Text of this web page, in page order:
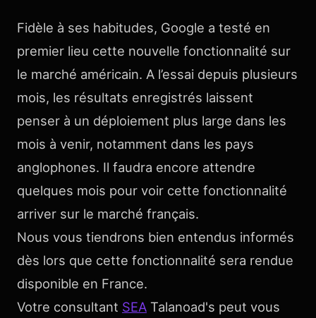
Fidèle à ses habitudes, Google a testé en
premier lieu cette nouvelle fonctionnalité sur
le marché américain. A l’essai depuis plusieurs
mois, les résultats enregistrés laissent
penser à un déploiement plus large dans les
mois à venir, notamment dans les pays
anglophones. Il faudra encore attendre
quelques mois pour voir cette fonctionnalité
arriver sur le marché français.
Nous vous tiendrons bien entendus informés
dès lors que cette fonctionnalité sera rendue
disponible en France.
Votre consultant SEA Talanoad's peut vous